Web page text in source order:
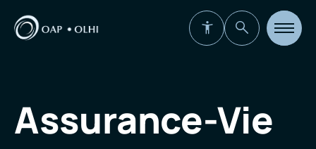
Ouvrir
la
Assurance-Vie